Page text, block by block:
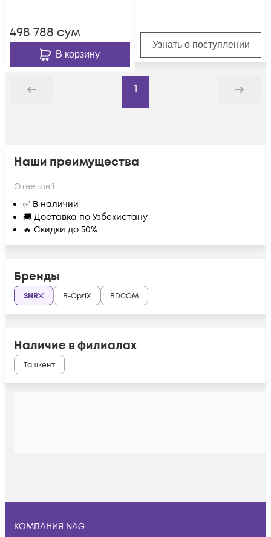
498 788 сум
В корзину
Узнать о поступлении
Назад
1
Дальше
Наши преимущества
Ответов:1
✅ В наличии
🚚 Доставка по Узбекистану
🔥 Скидки до 50%
Бренды
SNR B-OptiX BDCOM
Наличие в филиалах
Ташкент
КОМПАНИЯ NAG